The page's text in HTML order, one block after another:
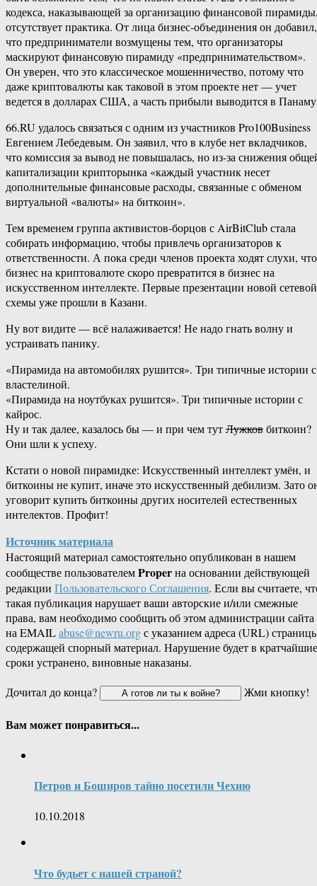
кодекса, наказывающей за организацию финансовой
отсутствует практика. От лица бизнес-объединения он добавил,
что предприниматели возмущены тем, что организаторы
маскируют финансовую пирамиду «предпринимательством».
Он уверен, что это классическое мошенничество, потому что
даже криптовалюты как таковой в этом проекте нет — учет
ведется в долларах США, а часть прибыли выводится в
66.RU удалось связаться с одним из участников Pro100Business
Евгением Лебедевым. Он заявил, что в клубе нет вкладчиков,
что комиссия за вывод не повышалась, но из-за снижения
капитализации крипторынка «каждый участник несет
дополнительные финансовые расходы, связанные с обменом
виртуальной «валюты» на биткоин».
Тем временем группа активистов-борцов с AirBitClub стала
собирать информацию, чтобы привлечь организаторов к
ответственности. А пока среди членов проекта ходят слухи, что
бизнес на криптовалюте скоро превратится в бизнес на
искусственном интеллекте. Первые презентации новой сетевой
схемы уже прошли в Казани.
Ну вот видите — всё налаживается! Не надо гнать волну и
устраивать панику.
«Пирамида на автомобилях рушится». Три типичные истории с
властелиной.
«Пирамида на ноутбуках рушится». Три типичные истории с
кайрос.
Ну и так далее, казалось бы — и при чем тутЛужковбиткоин?
Они шли к успеху.
Кстати о новой пирамидке: Искусственный интеллект умён, и
биткоины не купит, иначе это искусственный дебилизм. Зато
уговорит купить биткоины других носителей естественных
интелектов. Профит!
Источник материала
Настоящий материал самостоятельно опубликован в нашем
сообществе пользователемProperна основании действующей
редакции Пользовательского Соглашения. Если вы считаете,
такая публикация нарушает ваши авторские и/или смежные
права, вам необходимо сообщить об этом администрации сайта
на EMAILabuse@newru.orgс указанием адреса (URL)
содержащей спорный материал. Нарушение будет в кратчайшие
сроки устранено, виновные наказаны.
Дочитал до конца?
Жми кнопку!
Вам может понравиться...
Петров и Боширов тайно посетили Чехию
10.10.2018
Что будьет с нашей страной?